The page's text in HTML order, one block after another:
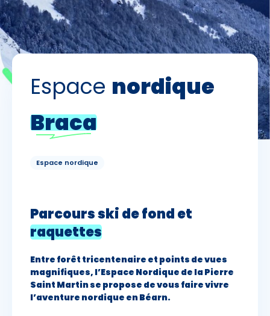
Skieurs
Adultes - +
Enfants
- de 17 ans - +
Etudiants
Espace nordique
Braca
Espace nordique
Parcoursski de fondet
raquettes
Entre forêt tricentenaire et points de vues
magnifiques, l’Espace Nordique de la Pierre
Saint Martin se propose de vous faire vivre
l’aventure nordique en Béarn.